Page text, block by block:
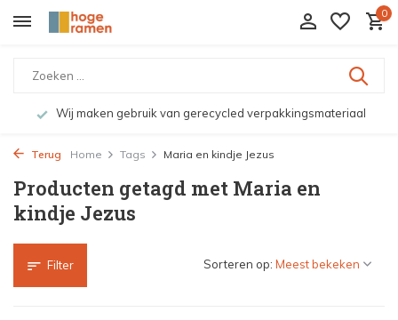
0
Wij maken gebruik van gerecycled verpakkingsmateriaal
Terug Home Tags Maria en kindje Jezus
Producten getagd met Maria en
kindje Jezus
Filter Sorteren op: